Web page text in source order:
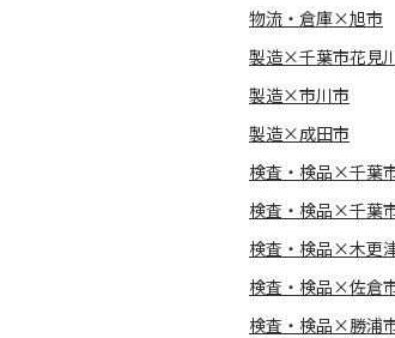
物流・倉庫×旭市
製造×千葉市花見
製造×市川市
製造×成田市
検査・検品×千葉
検査・検品×千葉
検査・検品×木更
検査・検品×佐倉
検査・検品×勝浦